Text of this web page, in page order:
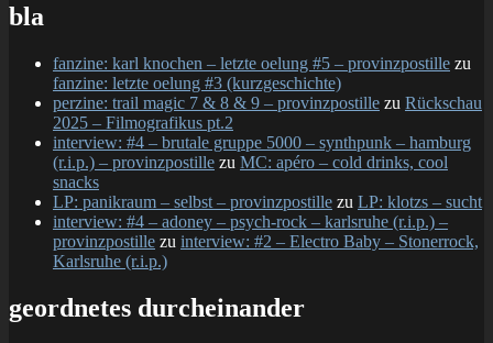
bla
fanzine: karl knochen – letzte oelung #5 – provinzpostille zu
fanzine: letzte oelung #3 (kurzgeschichte)
perzine: trail magic 7 & 8 & 9 – provinzpostille zu Rückschau
2025 – Filmografikus pt.2
interview: #4 – brutale gruppe 5000 – synthpunk – hamburg
(r.i.p.) – provinzpostille zu MC: apéro – cold drinks, cool
snacks
LP: panikraum – selbst – provinzpostille zu LP: klotzs – sucht
interview: #4 – adoney – psych-rock – karlsruhe (r.i.p.) –
provinzpostille zu interview: #2 – Electro Baby – Stonerrock,
Karlsruhe (r.i.p.)
geordnetes durcheinander